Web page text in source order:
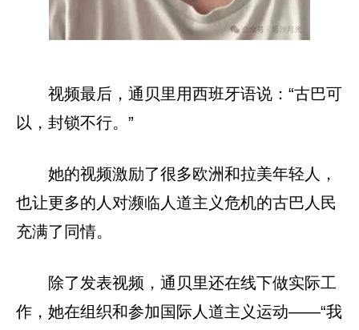
视频最后，通贝里用西班牙语说：“古巴可
以，封锁不行。”
她的视频激励了很多欧洲和拉美年轻人，
也让更多的人对濒临人道主义危机的古巴人民
充满了同情。
除了发表视频，通贝里还在线下做实际工
作，她在组织和参加国际人道主义运动——“我